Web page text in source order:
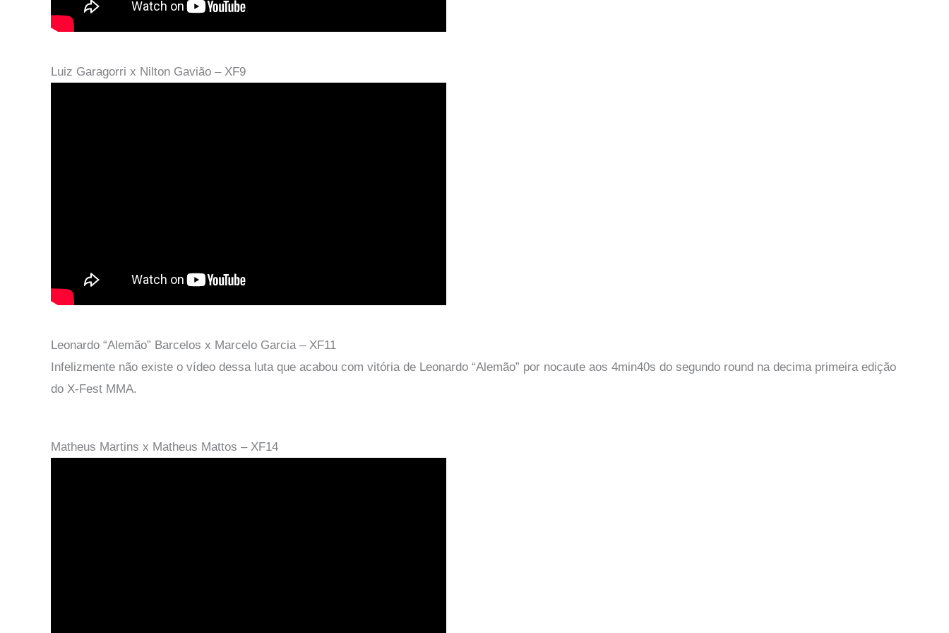
Luiz Garagorri x Nilton Gavião – XF9
Leonardo “Alemão” Barcelos x Marcelo Garcia – XF11
Infelizmente não existe o vídeo dessa luta que acabou com vitória de Leonardo “Alemão” por nocaute aos 4min40s do segundo round na decima primeira edição
do X-Fest MMA.
Matheus Martins x Matheus Mattos – XF14